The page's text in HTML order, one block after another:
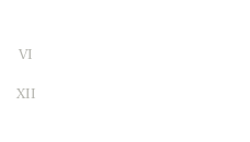
VI
XII